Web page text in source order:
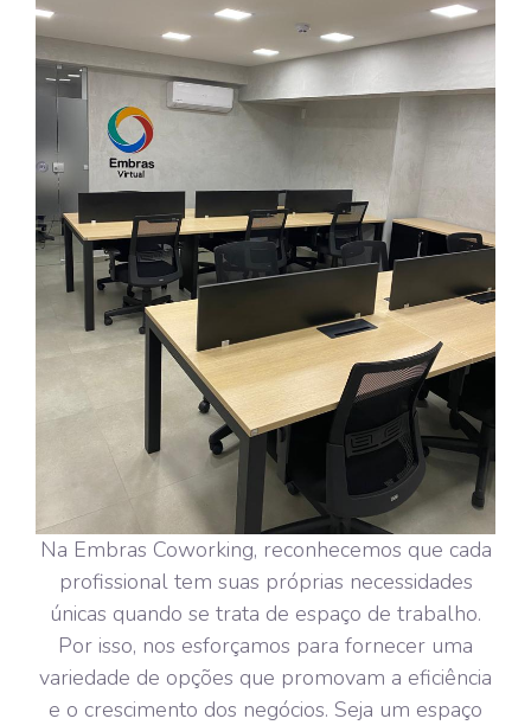
Na Embras Coworking, reconhecemos que cada
profissional tem suas próprias necessidades
únicas quando se trata de espaço de trabalho.
Por isso, nos esforçamos para fornecer uma
variedade de opções que promovam a eficiência
e o crescimento dos negócios. Seja um espaço